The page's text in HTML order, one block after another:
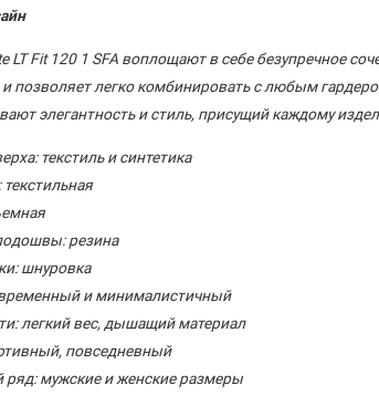
LT Fit 120 1 SFA воплощают в себе безупречное
и позволяет легко комбинировать с любым
элегантность и стиль, присущий каждому
текстиль и синтетика
резина
шнуровка
и минималистичный
легкий вес, дышащий материал
повседневный
мужские и женские размеры